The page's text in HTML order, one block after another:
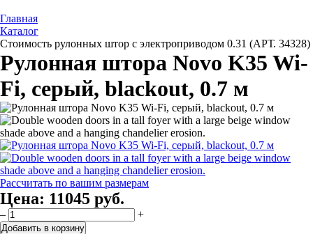
Главная
Каталог
Стоимость рулонных штор с электроприводом 0.31 (АРТ. 34328)
Рулонная штора Novo K35 Wi-
Fi, серый, blackout, 0.7 м
Рассчитать по вашим размерам
Цена: 11045 руб.
– +
Добавить в корзину